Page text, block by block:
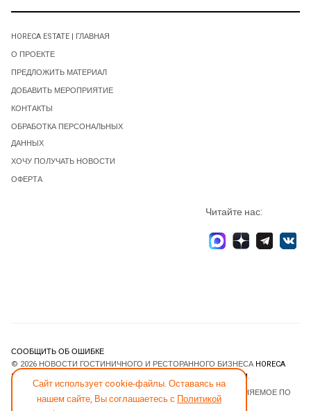
Сайт использует cookie-файлы. Оставаясь на
нашем сайте, Вы соглашаетесь с Политикой
HORECA ESTATE | ГЛАВНАЯ
О ПРОЕКТЕ
ПРЕДЛОЖИТЬ МАТЕРИАЛ
ДОБАВИТЬ МЕРОПРИЯТИЕ
КОНТАКТЫ
ОБРАБОТКА ПЕРСОНАЛЬНЫХ
ДАННЫХ
ХОЧУ ПОЛУЧАТЬ НОВОСТИ
ОФЕРТА
Читайте нас:
СООБЩИТЬ ОБ ОШИБКЕ
© 2026 НОВОСТИ ГОСТИНИЧНОГО И РЕСТОРАННОГО БИЗНЕСА HORECA
ESTATE
JOOMLART.COM.
- ПРОГРАММНОЕ ОБЕСПЕЧЕНИЕ, РАСПРОСТРАНЯЕМОЕ ПО
ЛИЦЕНЗИИGNU GENERAL PUBLIC LICENSE